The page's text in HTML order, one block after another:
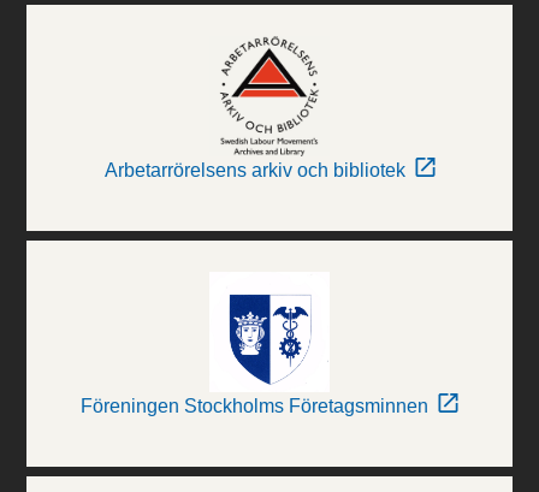
Arbetarrörelsens arkiv och bibliotek
Föreningen Stockholms Företagsminnen